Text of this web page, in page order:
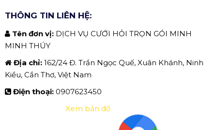
THÔNG TIN LIÊN HỆ:
Tên đơn vị: DỊCH VỤ CƯỚI HỎI TRỌN GÓI MINH
MINH THÚY
Địa chỉ: 162/24 Đ. Trần Ngọc Quế, Xuân Khánh, Ninh
Kiều, Cần Thơ, Việt Nam
Điện thoại: 0907623450
Xem bản đồ